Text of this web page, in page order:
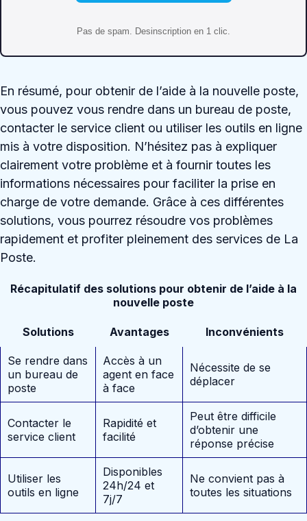
Pas de spam. Desinscription en 1 clic.
En résumé, pour obtenir de l’aide à la nouvelle poste,
vous pouvez vous rendre dans un bureau de poste,
contacter le service client ou utiliser les outils en ligne
mis à votre disposition. N’hésitez pas à expliquer
clairement votre problème et à fournir toutes les
informations nécessaires pour faciliter la prise en
charge de votre demande. Grâce à ces différentes
solutions, vous pourrez résoudre vos problèmes
rapidement et profiter pleinement des services de La
Poste.
Récapitulatif des solutions pour obtenir de l’aide à la
nouvelle poste
Solutions Avantages Inconvénients
Se rendre dans
un bureau de
poste
Accès à un
agent en face
à face
Nécessite de se
déplacer
Contacter le
service client
Rapidité et
facilité
Peut être difficile
d’obtenir une
réponse précise
Utiliser les
outils en ligne
Disponibles
24h/24 et
7j/7
Ne convient pas à
toutes les situations